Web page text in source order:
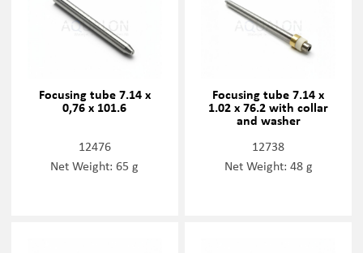
Focusing tube 7.14 x
0,76 x 101.6
12476
Net Weight: 65 g
Focusing tube 7.14 x
1.02 x 76.2 with collar
and washer
12738
Net Weight: 48 g